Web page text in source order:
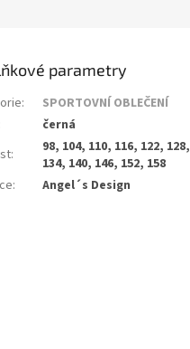
parametry
:
SPORTOVNÍ OBLEČENÍ
černá
:
98, 104, 110, 116, 122, 128,
134, 140, 146, 152, 158
: Angel´s Design